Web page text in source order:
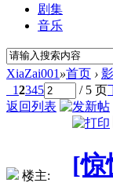
剧集
音乐
XiaZai001 »首页 ›
12345 / 5 页
返回列表
楼主:
[惊